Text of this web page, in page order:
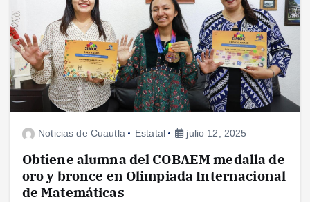
Noticias de Cuautla Estatal julio 12, 2025
Obtiene alumna del COBAEM medalla de
oro y bronce en Olimpiada Internacional
de Matemáticas